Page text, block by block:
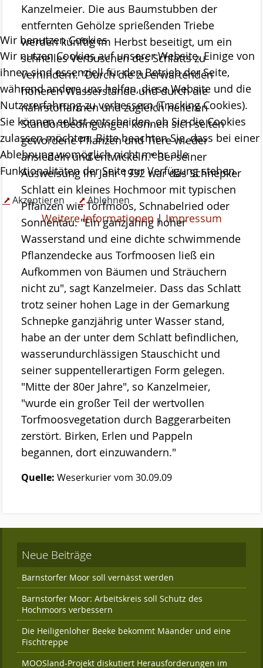
ab 2009 Ausstellung der Stiftung Naturschutz
Meldungen
Über uns
Geschäftsstelle
Die Gremien der Stiftung Naturschutz
Der Vorstand
Das Kuratorium
Der Beirat
Finanzierung
Förderverein
Satzung der Stiftung Naturschutz
Links
Kanzelmeier. Die aus Baumstubben der
entfernten Gehölze sprießenden Triebe
werden künftig im Herbst beseitigt, um ein
schnelles Verbuschen des Schlatts zu
verhindern. "Durch die zu erwartenden
höheren Wasserstände und durch die
nährstoffarmen und zugleich helleren
Standortbedingungen können sich selten
gewordene Pflanzen und Tiere wieder
ansiedeln und entwickeln." Bei seiner
Ausweisung im Jahr 1932 war das Schnepker
Schlatt ein kleines Hochmoor mit typischen
Pflanzen wie Torfmoos, Schnabelried oder
Sonnentau. "Ein ganzjährig hoher
Wasserstand und eine dichte schwimmende
Pflanzendecke aus Torfmoosen ließ ein
Aufkommen von Bäumen und Sträuchern
nicht zu", sagt Kanzelmeier. Dass das Schlatt
trotz seiner hohen Lage in der Gemarkung
Schnepke ganzjährig unter Wasser stand,
habe an der unter dem Schlatt befindlichen,
wasserundurchlässigen Stauschicht und
seiner suppentellerartigen Form gelegen.
"Mitte der 80er Jahre", so Kanzelmeier,
"wurde ein großer Teil der wertvollen
Torfmoosvegetation durch Baggerarbeiten
zerstört. Birken, Erlen und Pappeln
begannen, dort einzuwandern."
Quelle: Weserkurier vom 30.09.09
Neue Beiträge
Barnstorfer Moor soll vernässt werden
Barnstorfer Moor: Arbeitskreis soll Schutz des
Hochmoors verbessern
Die Heiligenloher Beeke bekommt Mäander und eine
Fischtreppe
MOOSland-Projekt diskutiert Herausforderungen im
Wir benutzen Cookies
Wir nutzen Cookies auf unserer Website. Einige von
ihnen sind essenziell für den Betrieb der Seite,
während andere uns helfen, diese Website und die
Nutzererfahrung zu verbessern (Tracking Cookies).
Sie können selbst entscheiden, ob Sie die Cookies
zulassen möchten. Bitte beachten Sie, dass bei einer
Ablehnung womöglich nicht mehr alle
Funktionalitäten der Seite zur Verfügung stehen.
Akzeptieren Ablehnen
Weitere Informationen|Impressum